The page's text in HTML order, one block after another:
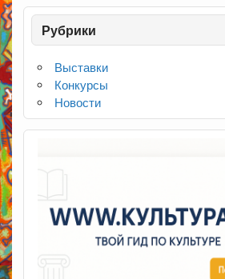
Рубрики
Выставки
Конкурсы
Новости